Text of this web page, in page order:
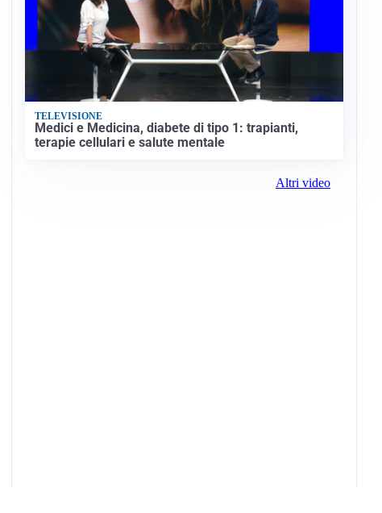
TELEVISIONE
Medici e Medicina, diabete di tipo 1: trapianti,
terapie cellulari e salute mentale
Altri video